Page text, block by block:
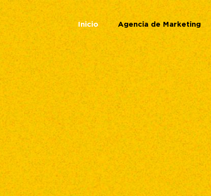
Inicio Agencia de Marketing